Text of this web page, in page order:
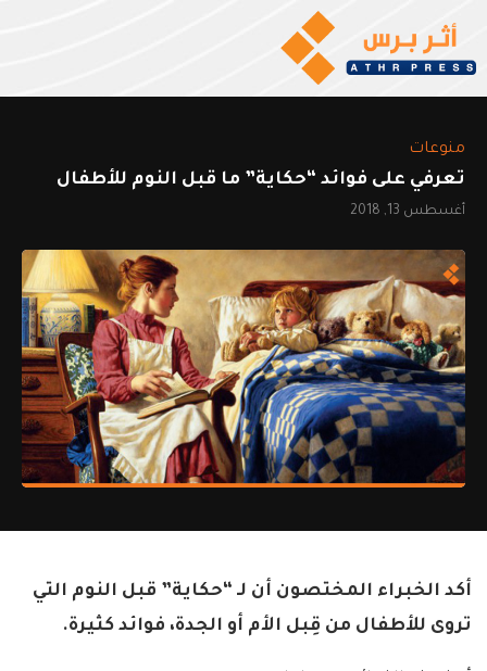
منوعات
تعرفي على فوائد “حكاية” ما قبل النوم للأطفال
أغسطس 13, 2018
أكد الخبراء المختصون أن لـ “حكاية” قبل النوم التي
تروى للأطفال من قِبل الأم أو الجدة، فوائد كثيرة.